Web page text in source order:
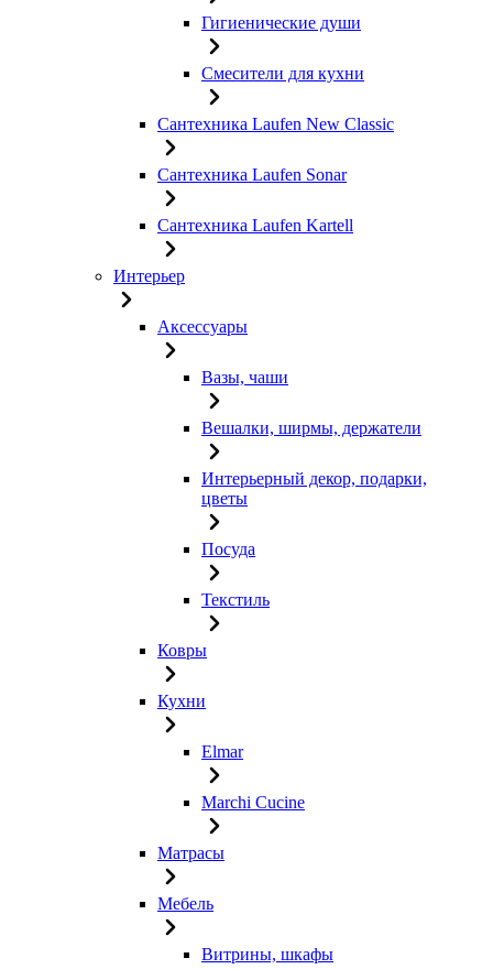
Гигиенические души
Смесители для кухни
Сантехника Laufen New Classic
Сантехника Laufen Sonar
Сантехника Laufen Kartell
Интерьер
Аксессуары
Вазы, чаши
Вешалки, ширмы, держатели
Интерьерный декор, подарки,
цветы
Посуда
Текстиль
Ковры
Кухни
Elmar
Marchi Cucine
Матрасы
Мебель
Витрины, шкафы